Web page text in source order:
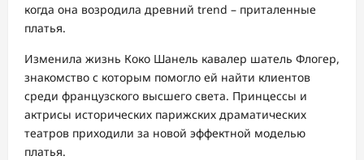
когда она возродила древний trend – приталенные
платья.
Изменила жизнь Коко Шанель кавалер шатель Флогер,
знакомство с которым помогло ей найти клиентов
среди французского высшего света. Принцессы и
актрисы исторических парижских драматических
театров приходили за новой эффектной моделью
платья.